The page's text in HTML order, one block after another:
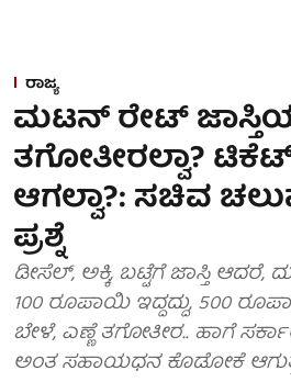
ರಾಜ್ಯ
ಮಟನ್ ರೇಟ್​​​​
ತಗೋತೀರಲ್ವಾ?
ಆಗಲ್ವಾ?: ಸಚಿವ
ಪ್ರಶ್ನೆ
ಡೀಸೆಲ್‌, ಅಕ್ಕಿ, ಬಟ್ಟೆಗೆ ಜಾಸ್ತಿ ಆದರೆ,
100 ರೂಪಾಯಿ ಇದ್ದದ್ದು, 500
ಬೇಳೆ, ಎಣ್ಣೆ ತಗೋತೀರ.. ಹಾಗೆ
ಅಂತ ಸಹಾಯಧನ ಕೊಡೋಕೆ